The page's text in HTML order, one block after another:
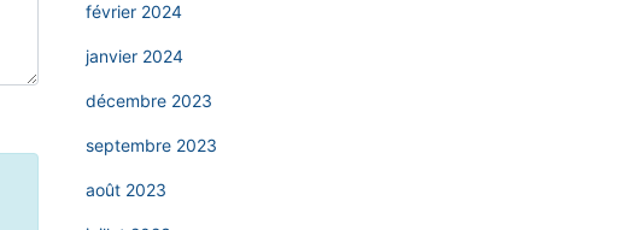
février 2024
janvier 2024
décembre 2023
septembre 2023
août 2023